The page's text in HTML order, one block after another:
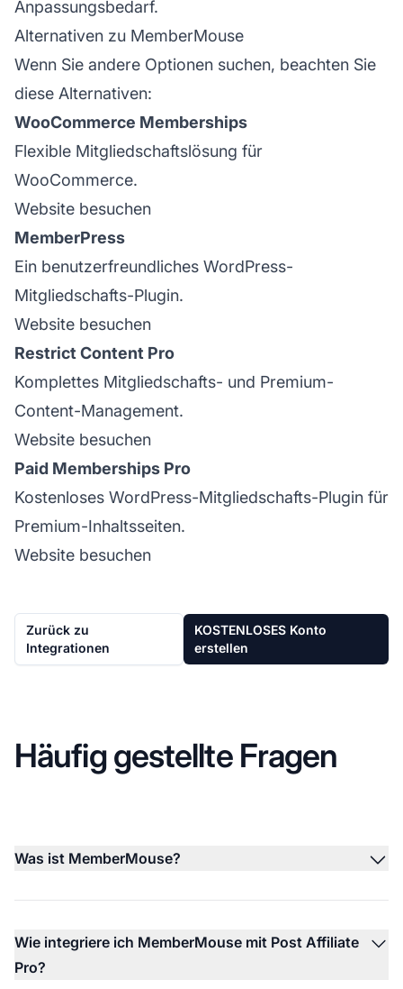
Anpassungsbedarf.
Alternativen zu MemberMouse
Wenn Sie andere Optionen suchen, beachten Sie
diese Alternativen:
WooCommerce Memberships
Flexible Mitgliedschaftslösung für
WooCommerce.
Website besuchen
MemberPress
Ein benutzerfreundliches WordPress-
Mitgliedschafts-Plugin.
Website besuchen
Restrict Content Pro
Komplettes Mitgliedschafts- und Premium-
Content-Management.
Website besuchen
Paid Memberships Pro
Kostenloses WordPress-Mitgliedschafts-Plugin für
Premium-Inhaltsseiten.
Website besuchen
Zurück zu
Integrationen
KOSTENLOSES Konto
erstellen
Häufig gestellte Fragen
Was ist MemberMouse?
Wie integriere ich MemberMouse mit Post Affiliate
Pro?